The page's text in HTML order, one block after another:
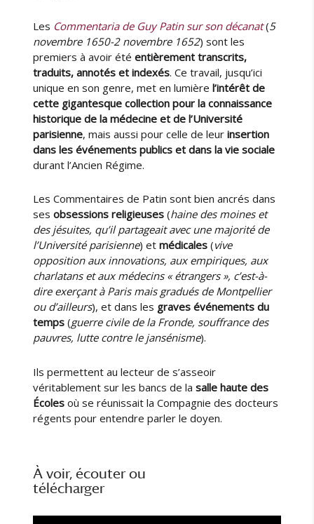
e
e
t
a
u
t
r
e
s
é
r
i
t
s
d
G
u
y
P
a
i
n
»
0
Les Commentaria de Guy Patin sur son décanat(5
novembre 1650-2 novembre 1652) sont les
premiers à avoir étéentièrement transcrits,
traduits, annotés et indexés. Ce travail, jusqu’ici
unique en son genre, met en lumièrel’intérêt de
cette gigantesque collection pour la connaissance
historique de la médecine et de l’Université
parisienne, mais aussi pour celle de leurinsertion
dans les événements publics et dans la vie sociale
durant l’Ancien Régime.
Les Commentaires de Patin sont bien ancrés dans
sesobsessions religieuses (haine des moines et
des jésuites, qu’il partageait avec une majorité de
l’Université parisienne) etmédicales (vive
opposition aux innovations, aux empiriques, aux
charlatans et aux médecins « étrangers », c’est-à-
dire exerçant à Paris mais gradués de Montpellier
ou d’ailleurs), et dans les graves événements du
temps (guerre civile de la Fronde, souffrance des
pauvres, lutte contre le jansénisme).
Ils permettent au lecteur de s’asseoir
véritablement sur les bancs de lasalle haute des
Écoles où se réunissait la Compagnie des docteurs
régents pour entendre parler le doyen.
À voir, écouter ou
télécharger